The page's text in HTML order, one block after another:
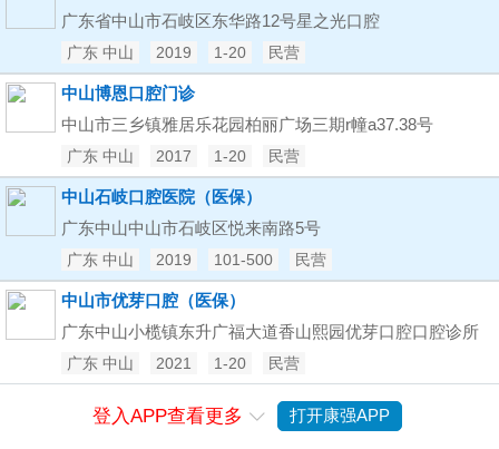
广东省中山市石岐区东华路12号星之光口腔
广东 中山 2019 1-20 民营
中山博恩口腔门诊
中山市三乡镇雅居乐花园柏丽广场三期r幢a37.38号
广东 中山 2017 1-20 民营
中山石岐口腔医院（医保）
广东中山中山市石岐区悦来南路5号
广东 中山 2019 101-500 民营
中山市优芽口腔（医保）
广东中山小榄镇东升广福大道香山熙园优芽口腔口腔诊所
广东 中山 2021 1-20 民营
登入APP查看更多  打开康强APP